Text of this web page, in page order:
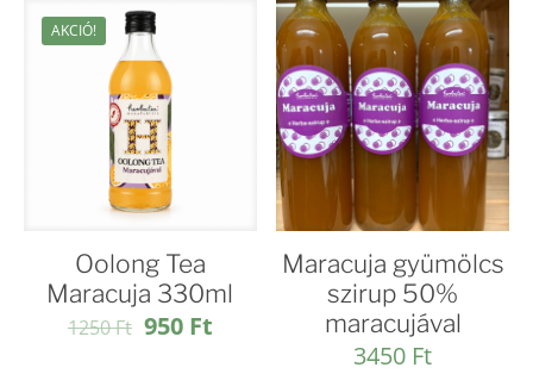
AKCIÓ!
Oolong Tea
Maracuja 330ml
1250Ft Original
950 FtCurrent
Maracuja gyümölcs
szirup 50%
maracujával
3450 Ft